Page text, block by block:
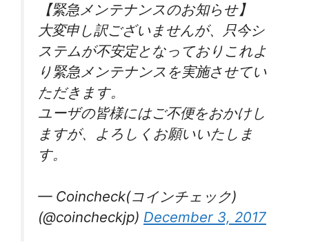
【緊急メンテナンスのお知らせ】
大変申し訳ございませんが、只今シ
ステムが不安定となっておりこれよ
り緊急メンテナンスを実施させてい
ただきます。
ユーザの皆様にはご不便をおかけし
ますが、よろしくお願いいたしま
す。
— Coincheck(コインチェック)
(@coincheckjp) December 3, 2017